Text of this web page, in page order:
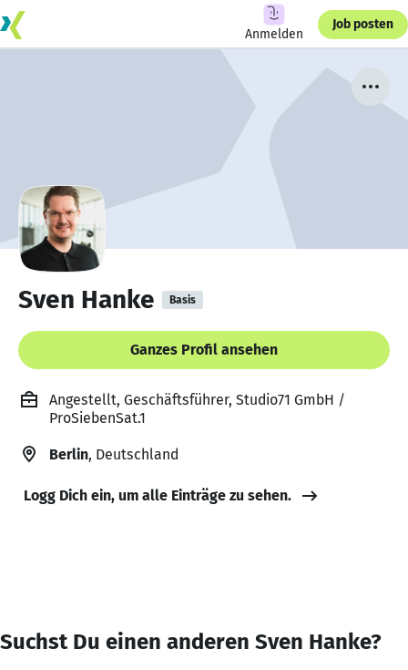
Anmelden
Job posten
Sven Hanke Basis
Ganzes Profil ansehen
Angestellt, Geschäftsführer, Studio71 GmbH /
ProSiebenSat.1
Berlin, Deutschland
Logg Dich ein, um alle Einträge zu sehen.
Suchst Du einen anderen Sven Hanke?